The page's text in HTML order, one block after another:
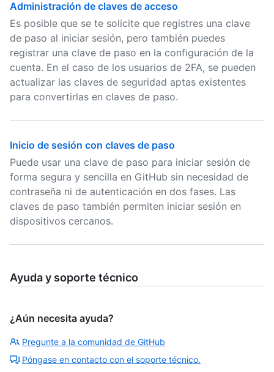
Administración de claves de acceso
Es posible que se te solicite que registres una clave
de paso al iniciar sesión, pero también puedes
registrar una clave de paso en la configuración de la
cuenta. En el caso de los usuarios de 2FA, se pueden
actualizar las claves de seguridad aptas existentes
para convertirlas en claves de paso.
Inicio de sesión con claves de paso
Puede usar una clave de paso para iniciar sesión de
forma segura y sencilla en GitHub sin necesidad de
contraseña ni de autenticación en dos fases. Las
claves de paso también permiten iniciar sesión en
dispositivos cercanos.
Ayuda y soporte técnico
¿Aún necesita ayuda?
Pregunte a la comunidad de GitHub
Póngase en contacto con el soporte técnico.